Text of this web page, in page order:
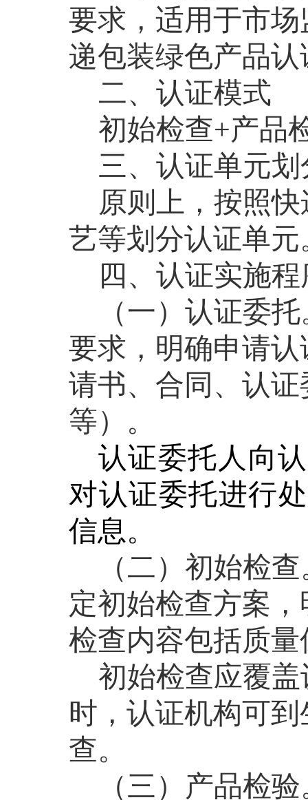
要求，适用于市
递包装绿色产品
二、认证模式
初始检查+产品
三、认证单元划
原则上 ， 按照
艺等划分认证单元
四、 认证实施程
（一）认证委托
要求，明确申请
请书、合同、认证
等）。
认证委托人向
对认证委托进行
信息。
（二）初始检查
定初始检查方案
检查内容包括质
初始检查应覆
时，认证机构可
查。
（三）产品检验